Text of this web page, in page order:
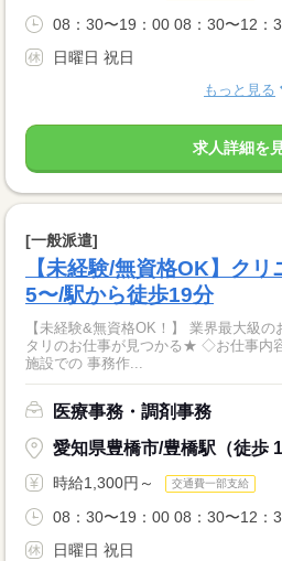
08：30〜19：00 08：30〜12：
日曜日 祝日
もっと見る
求人詳細を
[一般派遣]
【未経験/無資格OK】ク
5〜/駅から徒歩19分
【未経験&無資格OK！】 業界最大級
タリのお仕事が見つかる★ ◇お仕事内容◇ 病院やクリニック、介護
施設での 事務作...
医療事務・調剤事務
愛知県豊橋市/豊橋駅（徒歩
時給1,300円～ 交通費一部支給
08：30〜19：00 08：30〜12：
日曜日 祝日